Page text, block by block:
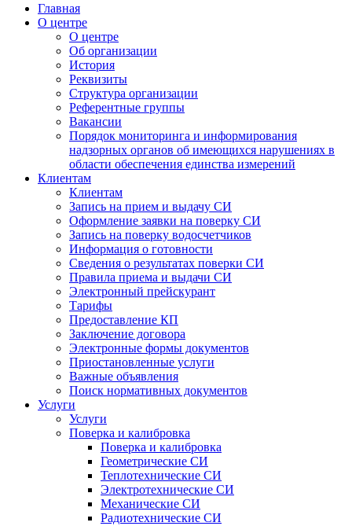
Главная
О центре
О центре
Об организации
История
Реквизиты
Структура организации
Референтные группы
Вакансии
Порядок мониторинга и информирования
надзорных органов об имеющихся нарушениях в
области обеспечения единства измерений
Клиентам
Клиентам
Запись на прием и выдачу СИ
Оформление заявки на поверку СИ
Запись на поверку водосчетчиков
Информация о готовности
Сведения о результатах поверки СИ
Правила приема и выдачи СИ
Электронный прейскурант
Тарифы
Предоставление КП
Заключение договора
Электронные формы документов
Приостановленные услуги
Важные объявления
Поиск нормативных документов
Услуги
Услуги
Поверка и калибровка
Поверка и калибровка
Геометрические СИ
Теплотехнические СИ
Электротехнические СИ
Механические СИ
Радиотехнические СИ